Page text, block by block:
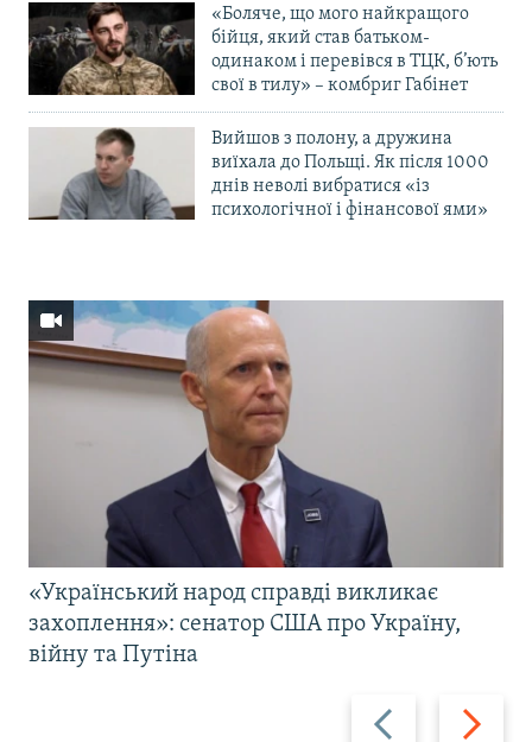
«Боляче, що мого найкращого
бійця, який став батьком-
одинаком і перевівся в ТЦК, б’ють
свої в тилу» – комбриг Габінет
Вийшов з полону, а дружина
виїхала до Польщі. Як після 1000
днів неволі вибратися «із
психологічної і фінансової ями»
Назад Вперед
«Український народ справді викликає
захоплення»: сенатор США про Україну,
війну та Путіна